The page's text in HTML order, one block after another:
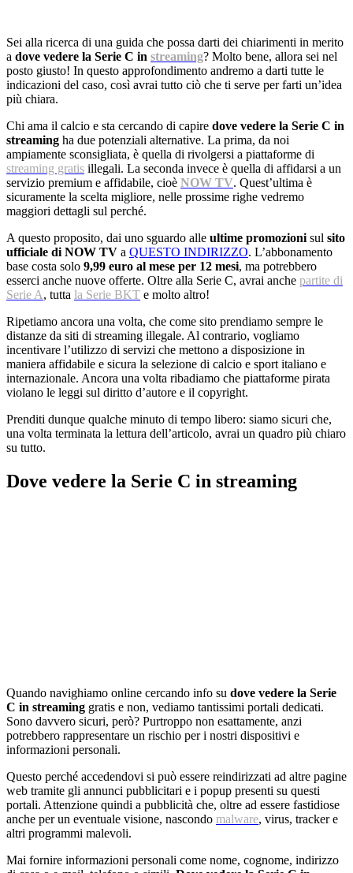
Sei alla ricerca di una guida che possa darti dei chiarimenti in merito
a dove vedere la Serie C in streaming? Molto bene, allora sei nel
posto giusto! In questo approfondimento andremo a darti tutte le
indicazioni del caso, così avrai tutto ciò che ti serve per farti un’idea
più chiara.
Chi ama il calcio e sta cercando di capire dove vedere la Serie C in
streaming ha due potenziali alternative. La prima, da noi
ampiamente sconsigliata, è quella di rivolgersi a piattaforme di
streaming gratis illegali. La seconda invece è quella di affidarsi a un
servizio premium e affidabile, cioè NOW TV. Quest’ultima è
sicuramente la scelta migliore, nelle prossime righe vedremo
maggiori dettagli sul perché.
A questo proposito, dai uno sguardo alle ultime promozioni sul sito
ufficiale di NOW TV a QUESTO INDIRIZZO. L’abbonamento
base costa solo 9,99 euro al mese per 12 mesi, ma potrebbero
esserci anche nuove offerte. Oltre alla Serie C, avrai anche partite di
Serie A, tutta la Serie BKT e molto altro!
Ripetiamo ancora una volta, che come sito prendiamo sempre le
distanze da siti di streaming illegale. Al contrario, vogliamo
incentivare l’utilizzo di servizi che mettono a disposizione in
maniera affidabile e sicura la selezione di calcio e sport italiano e
internazionale. Ancora una volta ribadiamo che piattaforme pirata
violano le leggi sul diritto d’autore e il copyright.
Prenditi dunque qualche minuto di tempo libero: siamo sicuri che,
una volta terminata la lettura dell’articolo, avrai un quadro più chiaro
su tutto.
Dove vedere la Serie C in streaming
Quando navighiamo online cercando info su dove vedere la Serie
C in streaming gratis e non, vediamo tantissimi portali dedicati.
Sono davvero sicuri, però? Purtroppo non esattamente, anzi
potrebbero rappresentare un rischio per i nostri dispositivi e
informazioni personali.
Questo perché accedendovi si può essere reindirizzati ad altre pagine
web tramite gli annunci pubblicitari e i popup presenti su questi
portali. Attenzione quindi a pubblicità che, oltre ad essere fastidiose
anche per un eventuale visione, nascondo malware, virus, tracker e
altri programmi malevoli.
Mai fornire informazioni personali come nome, cognome, indirizzo